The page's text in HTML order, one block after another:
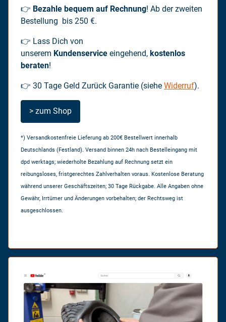
👉 Bezahle bequem auf Rechnung! Ab der zweiten
Bestellung bis 250 €.
👉 Lass Dich von
unserem Kundenservice eingehend, kostenlos
beraten!
👉 30 Tage Geld Zurück Garantie (siehe Widerruf).
> zum Shop
*) Versandkostenfreie Lieferung ab 200€ Bestellwert innerhalb
Deutschlands (Festland). Versand binnen 24h nach Bestelleingang mit
dpd werktags; wiederholte Bezahlung auf Rechnung setzt ein
reibungsloses, fristgerechtes Zahlverhalten voraus. Kostenlose Beratung
während unserer Geschäftszeiten; 30 Tage Rückgabe. Alle Angaben ohne
Gewähr, Irrtümer und Änderungen vorbehalten; der Rechtsweg ist
ausgeschlossen.